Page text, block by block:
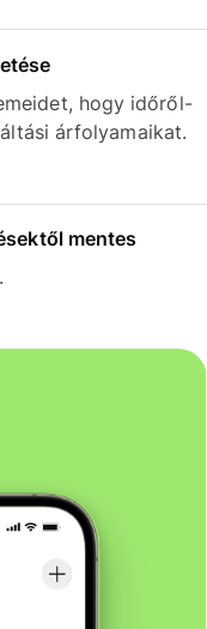
hogy időről-
árfolyamaikat.
mentes